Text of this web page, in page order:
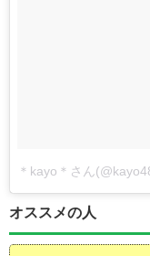
＊kayo＊さん
オススメの人